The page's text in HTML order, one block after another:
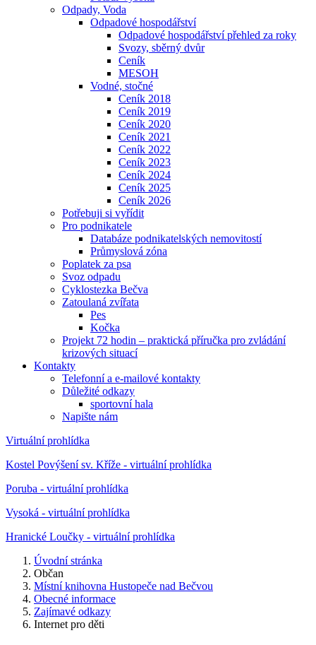
Odpady, Voda
Odpadové hospodářství
Odpadové hospodářství přehled za roky
Svozy, sběrný dvůr
Ceník
MESOH
Vodné, stočné
Ceník 2018
Ceník 2019
Ceník 2020
Ceník 2021
Ceník 2022
Ceník 2023
Ceník 2024
Ceník 2025
Ceník 2026
Potřebuji si vyřídit
Pro podnikatele
Databáze podnikatelských nemovitostí
Průmyslová zóna
Poplatek za psa
Svoz odpadu
Cyklostezka Bečva
Zatoulaná zvířata
Pes
Kočka
Projekt 72 hodin – praktická příručka pro zvládání
krizových situací
Kontakty
Telefonní a e-mailové kontakty
Důležité odkazy
sportovní hala
Napište nám
Virtuální prohlídka
Kostel Povýšení sv. Kříže - virtuální prohlídka
Poruba - virtuální prohlídka
Vysoká - virtuální prohlídka
Hranické Loučky - virtuální prohlídka
Úvodní stránka
Občan
Místní knihovna Hustopeče nad Bečvou
Obecné informace
Zajímavé odkazy
Internet pro děti